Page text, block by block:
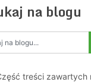
na blogu
treści zawartych